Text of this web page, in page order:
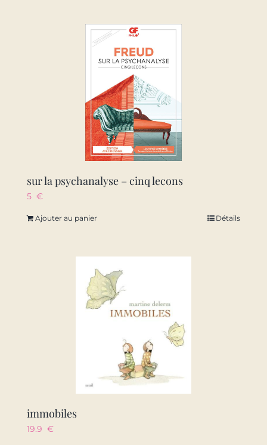
sur la psychanalyse – cinq lecons
5 €
Ajouter au panier Détails
immobiles
19.9 €